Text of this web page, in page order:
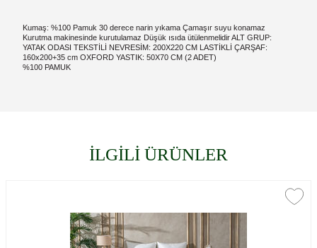
Kumaş: %100 Pamuk 30 derece narin yıkama Çamaşır suyu konamaz
Kurutma makinesinde kurutulamaz Düşük ısıda ütülenmelidir ALT GRUP:
YATAK ODASI TEKSTİLİ NEVRESİM: 200X220 CM LASTİKLİ ÇARŞAF:
160x200+35 cm OXFORD YASTIK: 50X70 CM (2 ADET)
%100 PAMUK
İLGİLİ ÜRÜNLER